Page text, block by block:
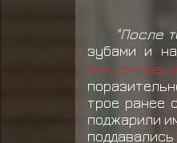
"После
зубами и
трое ранее
поджарили